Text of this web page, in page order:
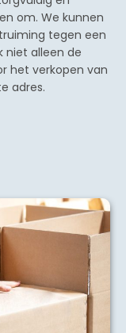
om. We kunnen
tegen een
niet alleen de
het verkopen van
adres.